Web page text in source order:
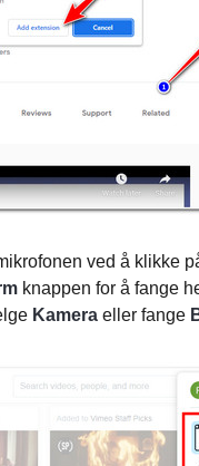
ved å klikke
knappen for å fange
Kamera eller fange